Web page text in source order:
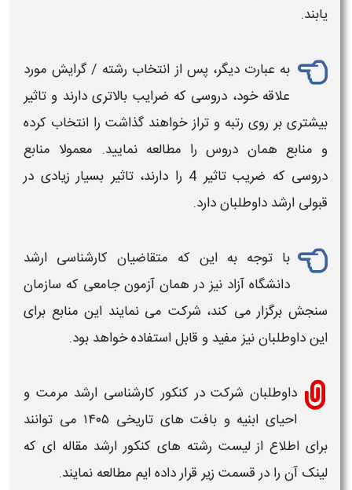
یابند.
به عبارت دیگر، پس از انتخاب رشته / گرایش مورد
علاقه خود، دروسی که ضرایب بالاتری دارند و تاثیر
بیشتری بر روی رتبه و تراز خواهند گذاشت را انتخاب کرده
و منابع همان دروس را مطالعه نمایید. معمولا منابع
دروسی که ضریب
تاثیر 4 را دارند، تاثیر بسیار زیادی در
قبولی ارشد داوطلبان دارد.
با توجه به این که متقاضیان کارشناسی ارشد
دانشگاه آزاد نیز در همان آزمون جامعی که سازمان
سنجش برگزار می کند، شرکت می نمایند این منابع برای
این داوطلبان نیز مفید و قابل استفاده خواهد بود.
داوطلبان شرکت در کنکور کارشناسی ارشد مرمت و
احیای ابنیه و بافت های تاریخی ۱۴۰۵
می توانند
برای اطلاع از لیست رشته های کنکور ارشد مقاله ای که
لینک آن را در قسمت زیر قرار داده ایم مطالعه نمایند.